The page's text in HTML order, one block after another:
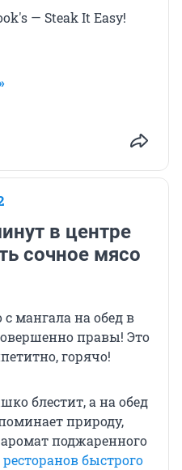
— Steak It Easy!
в центре
сочное мясо
мангала на обед в
правы! Это
горячо!
блестит, а на обед
природу,
поджаренного
ресторанов быстрого